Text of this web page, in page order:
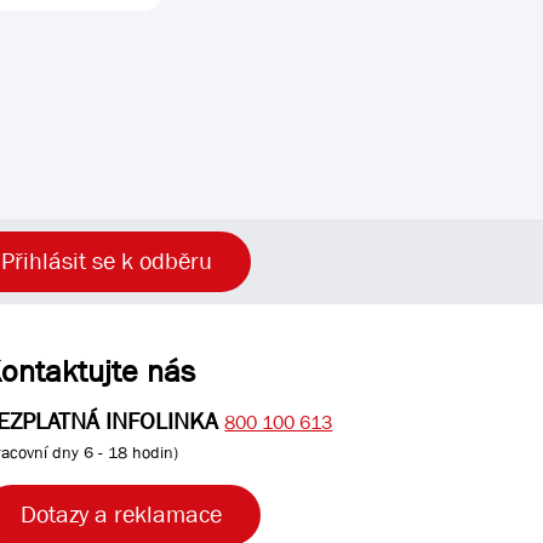
Přihlásit se k odběru
nás
INFOLINKA 800 100 613
dny 6 - 18 hodin)
Dotazy a reklamace